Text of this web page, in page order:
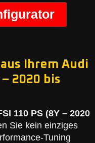
Ihrem Audi
– 2020 bis
110 PS (8Y – 2020
Sie kein einziges
Tuning